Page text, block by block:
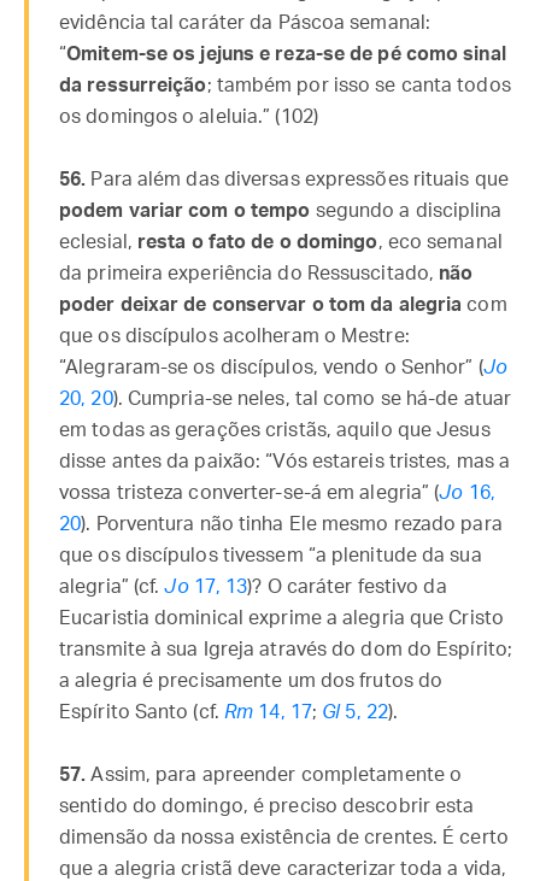
evidência tal caráter da Páscoa semanal:
“Omitem-se os jejuns e reza-se de pé como sinal
da ressurreição; também por isso se canta todos
os domingos o aleluia.” (102)
56. Para além das diversas expressões rituais que
podem variar com o tempo segundo a disciplina
eclesial, resta o fato de o domingo, eco semanal
da primeira experiência do Ressuscitado, não
poder deixar de conservar o tom da alegriacom
que os discípulos acolheram o Mestre:
“Alegraram-se os discípulos, vendo o Senhor” (Jo
20, 20). Cumpria-se neles, tal como se há-de atuar
em todas as gerações cristãs, aquilo que Jesus
disse antes da paixão: “Vós estareis tristes, mas a
vossa tristeza converter-se-á em alegria” (Jo 16,
20). Porventura não tinha Ele mesmo rezado para
que os discípulos tivessem “a plenitude da sua
alegria” (cf.Jo17, 13)? O caráter festivo da
Eucaristia dominical exprime a alegria que Cristo
transmite à sua Igreja através do dom do Espírito;
a alegria é precisamente um dos frutos do
Espírito Santo (cf. Rm 14, 17; Gl 5, 22).
57. Assim, para apreender completamente o
sentido do domingo, é preciso descobrir esta
dimensão da nossa existência de crentes. É certo
que a alegria cristã deve caracterizar toda a vida,